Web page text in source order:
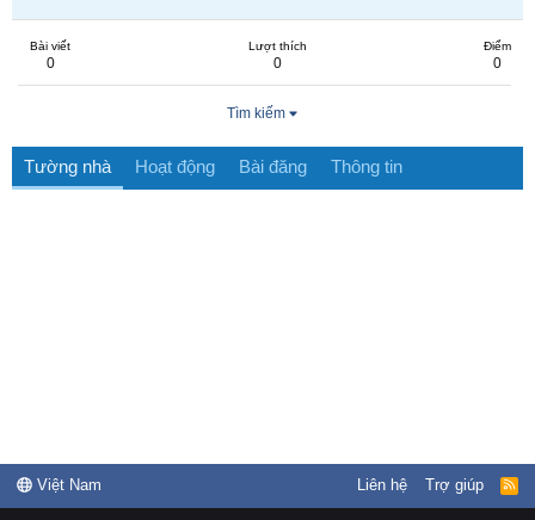
Bài viết
0
Lượt thích
0
Điểm
0
Tìm kiếm
Tường nhà Hoạt động Bài đăng Thông tin
Việt Nam Liên hệ Trợ giúp
R